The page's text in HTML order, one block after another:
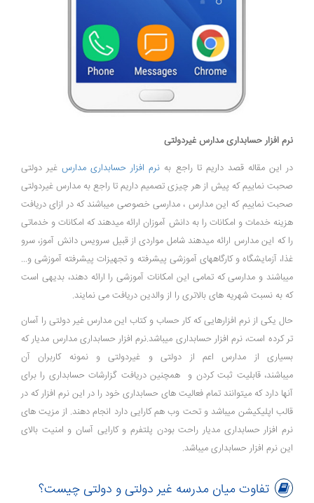
نرم افزار حسابداری مدارس غیردولتی
در این مقاله قصد داریم تا راجع به نرم افزار حسابداری مدارسغیر دولتی
صحبت نماییم که پیش از هر چیزی تصمیم داریم تا راجع به مدارس غیردولتی
صحبت نماییم که این مدارس ، مدارسی خصوصی میباشند که در ازای دریافت
هزینه خدمات و امکانات را به دانش آموزان ارائه میدهند که امکانات و خدماتی
را که این مدارس ارائه میدهند شامل مواردی از قبیل سرویس دانش آموز، سرو
غذا، آزمایشگاه و کارگاههای آموزشی پیشرفته و تجهیزات پیشرفته آموزشی و...
میباشند و مدارسی که تمامی این امکانات آموزشی را ارائه دهند، بدیهی است
که به نسبت شهریه های بالاتری را از والدین دریافت می نمایند.
حال یکی از نرم افزارهایی که کار حساب و کتاب این مدارس غیر دولتی را آسان
تر کرده است، نرم افزار حسابداری میباشد.نرم افزار حسابداری مدارس مدیار که
بسیاری از مدارس اعم از دولتی و غیردولتی و نمونه کاربران آن
میباشند، قابلیت ثبت کردن و همچنین دریافت گزارشات حسابداری را برای
آنها دارد که میتوانند تمام فعالیت های حسابداری خود را در این نرم افزار که در
قالب اپلیکیشن میباشد و تحت وب هم کارایی دارد انجام دهند. از مزیت های
نرم افزار حسابداری مدیار راحت بودن پلتفرم و کارایی آسان و امنیت بالای
این نرم افزار حسابداری میباشد.
تفاوت میان مدرسه غیر دولتی و دولتی چیست؟